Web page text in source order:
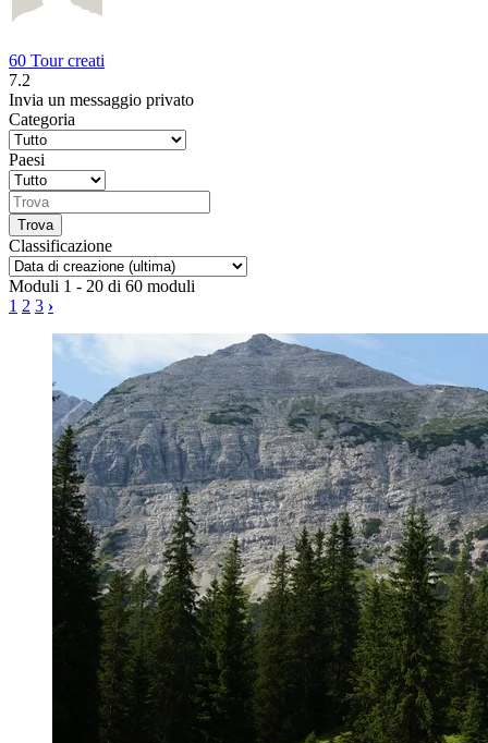
60 Tour creati
7.2
Invia un messaggio privato
Categoria
Paesi
Classificazione
Moduli 1 - 20 di 60 moduli
1 2 3 ›